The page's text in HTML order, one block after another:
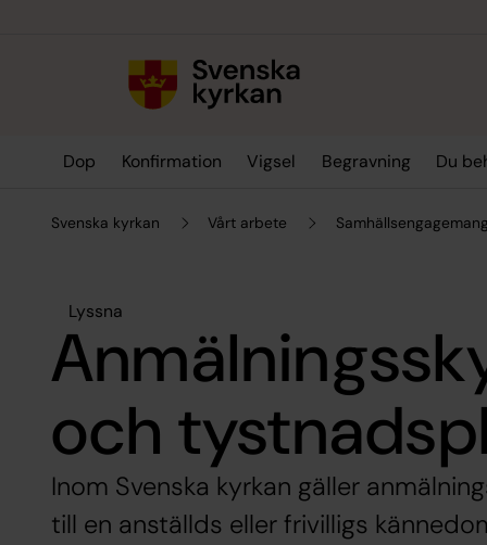
Dop Konfirmation Vigsel Begravning Du
Svenska kyrkan Vårt arbete
Lyssna
och
Inom Svenska kyrkan gäller
till en anställds eller frivilligs